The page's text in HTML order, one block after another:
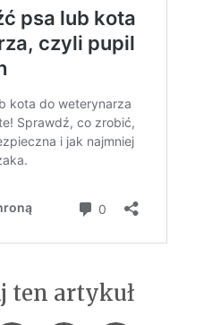
ten artykuł